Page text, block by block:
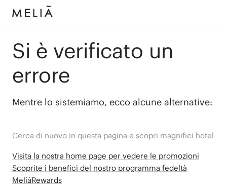
Si è verificato un
errore
Mentre lo sistemiamo, ecco alcune alternative:
Cerca di nuovo in questa pagina e scopri magnifici hotel
Visita la nostra home page per vedere le promozioni
Scoprite i benefici del nostro programma fedeltà
MeliáRewards